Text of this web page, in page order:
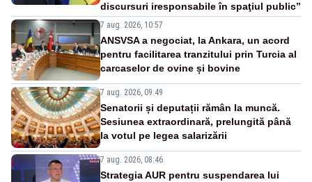
discursuri iresponsabile în spaţiul public”
7 aug. 2026, 10:57
ANSVSA a negociat, la Ankara, un acord
pentru facilitarea tranzitului prin Turcia al
carcaselor de ovine și bovine
7 aug. 2026, 09:49
Senatorii și deputații rămân la muncă.
Sesiunea extraordinară, prelungită până
la votul pe legea salarizării
7 aug. 2026, 08:46
Strategia AUR pentru suspendarea lui